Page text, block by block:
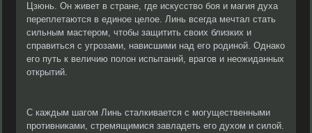
Цзюнь. Он живет в стране, где искусство боя и магия духа
переплетаются в единое целое. Линь всегда мечтал стать
сильным мастером, чтобы защитить своих близких и
справиться с угрозами, нависшими над его родиной. Однако
его путь к величию полон испытаний, врагов и неожиданных
открытий.
С каждым шагом Линь сталкивается с могущественными
противниками, стремящимися завладеть его духом и силой.